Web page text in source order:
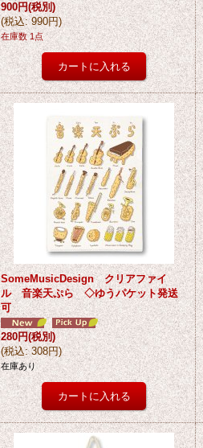
900円(税別)
(税込: 990円)
在庫数 1点
SomeMusicDesign クリアファイ
ル 音楽天ぷら ◇ゆうパケット発送
可
280円(税別)
(税込: 308円)
在庫あり